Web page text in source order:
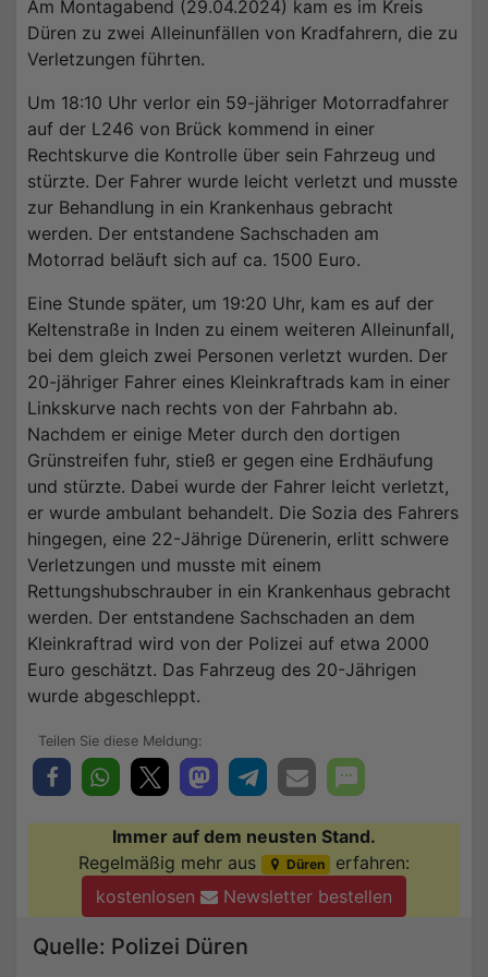
Am Montagabend (29.04.2024) kam es im Kreis
Düren zu zwei Alleinunfällen von Kradfahrern, die zu
Verletzungen führten.
Um 18:10 Uhr verlor ein 59-jähriger Motorradfahrer
auf der L246 von Brück kommend in einer
Rechtskurve die Kontrolle über sein Fahrzeug und
stürzte. Der Fahrer wurde leicht verletzt und musste
zur Behandlung in ein Krankenhaus gebracht
werden. Der entstandene Sachschaden am
Motorrad beläuft sich auf ca. 1500 Euro.
Eine Stunde später, um 19:20 Uhr, kam es auf der
Keltenstraße in Inden zu einem weiteren Alleinunfall,
bei dem gleich zwei Personen verletzt wurden. Der
20-jähriger Fahrer eines Kleinkraftrads kam in einer
Linkskurve nach rechts von der Fahrbahn ab.
Nachdem er einige Meter durch den dortigen
Grünstreifen fuhr, stieß er gegen eine Erdhäufung
und stürzte. Dabei wurde der Fahrer leicht verletzt,
er wurde ambulant behandelt. Die Sozia des Fahrers
hingegen, eine 22-Jährige Dürenerin, erlitt schwere
Verletzungen und musste mit einem
Rettungshubschrauber in ein Krankenhaus gebracht
werden. Der entstandene Sachschaden an dem
Kleinkraftrad wird von der Polizei auf etwa 2000
Euro geschätzt. Das Fahrzeug des 20-Jährigen
wurde abgeschleppt.
Immer auf dem neusten Stand.
Regelmäßig mehr aus
Düren
erfahren:
kostenlosen
Newsletter bestellen
Quelle: Polizei Düren